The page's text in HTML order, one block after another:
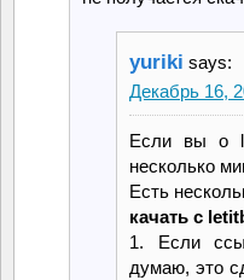
yuriki says:
Декабрь 16,
Если вы о
несколько
Есть
качать с
1. Если
думаю, это